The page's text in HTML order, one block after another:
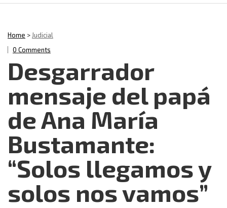
Home >Judicial
0 Comments
Desgarrador
mensaje del papá
de Ana María
Bustamante:
“Solos llegamos y
solos nos vamos”